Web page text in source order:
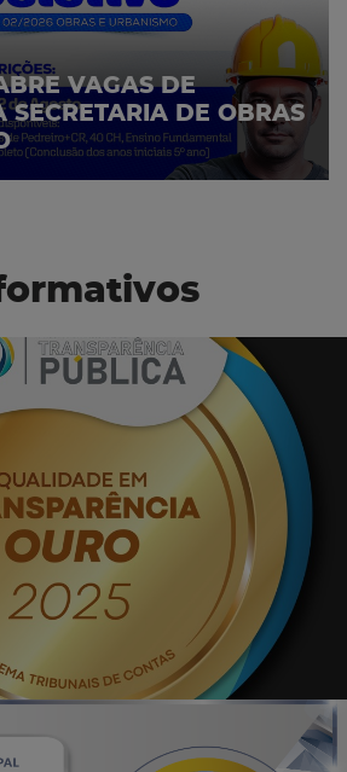
VAGAS DE
SECRETARIA DE OBRAS